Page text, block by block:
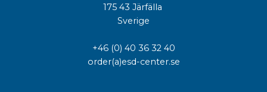
175 43 Järfälla
Sverige
+46 (0) 40 36 32 40
order(a)esd-center.se